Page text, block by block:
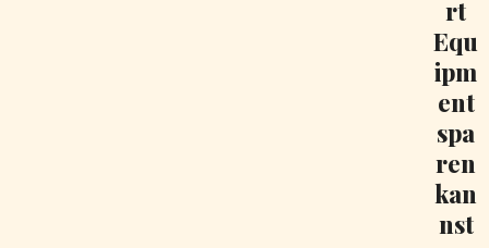
rt
Equ
ipm
ent
spa
ren
kan
nst